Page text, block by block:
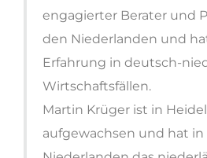
engagierter Berater und
den Niederlanden und
Erfahrung in deutsch-
Wirtschaftsfällen.
Martin Krüger ist in
aufgewachsen und hat in